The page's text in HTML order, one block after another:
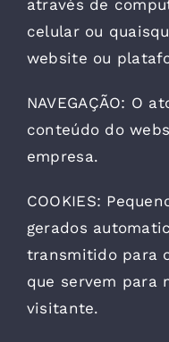
através de
celular ou
website ou
NAVEGAÇÃO: O
conteúdo do
empresa.
COOKIES:
gerados
transmitido para
que servem para
visitante.